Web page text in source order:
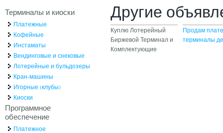
Другие
Куплю Лотерейный
Биржевой Терминал и
Комплектующие
Продам
терминалы
Терминалы и киоски
Платежные
Кофейные
Инстаматы
Вендинговые и снековые
Лотерейные и бульдозеры
Кран-машины
Игорные (клубы)
Киоски
Программное
обеспечение
Платежное